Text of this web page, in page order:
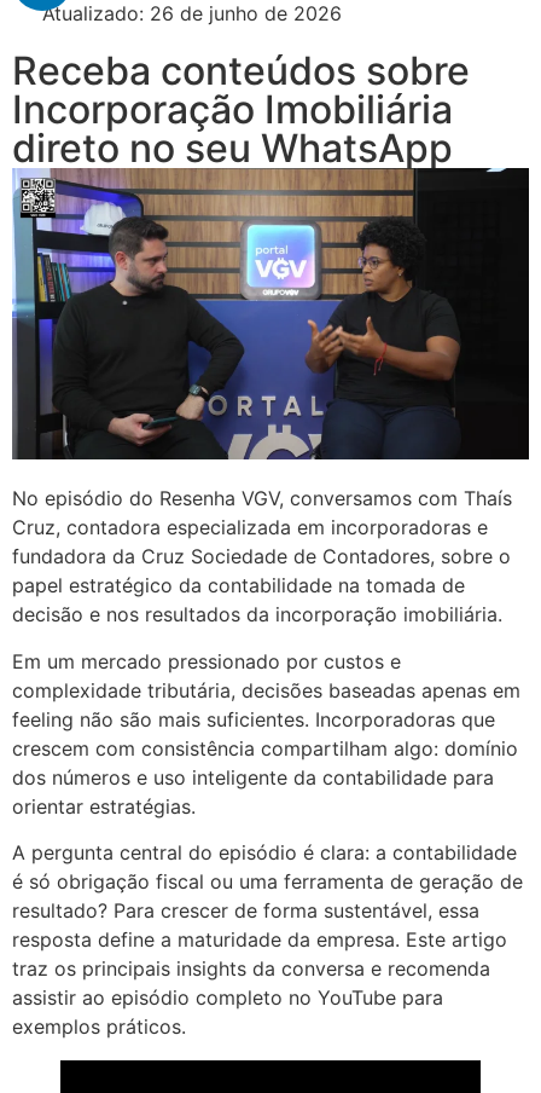
Atualizado: 26 de junho de 2026
Receba conteúdos sobre
Incorporação Imobiliária
direto no seu WhatsApp
No episódio do Resenha VGV, conversamos com Thaís
Cruz, contadora especializada em incorporadoras e
fundadora da Cruz Sociedade de Contadores, sobre o
papel estratégico da contabilidade na tomada de
decisão e nos resultados da incorporação imobiliária.
Em um mercado pressionado por custos e
complexidade tributária, decisões baseadas apenas em
feeling não são mais suficientes. Incorporadoras que
crescem com consistência compartilham algo: domínio
dos números e uso inteligente da contabilidade para
orientar estratégias.
A pergunta central do episódio é clara: a contabilidade
é só obrigação fiscal ou uma ferramenta de geração de
resultado? Para crescer de forma sustentável, essa
resposta define a maturidade da empresa. Este artigo
traz os principais insights da conversa e recomenda
assistir ao episódio completo no YouTube para
exemplos práticos.